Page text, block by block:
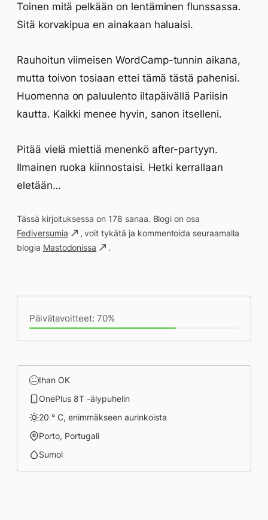
Toinen mitä pelkään on lentäminen flunssassa.
Sitä korvakipua en ainakaan haluaisi.
Rauhoitun viimeisen WordCamp-tunnin aikana,
mutta toivon tosiaan ettei tämä tästä pahenisi.
Huomenna on paluulento iltapäivällä Pariisin
kautta. Kaikki menee hyvin, sanon itselleni.
Pitää vielä miettiä menenkö after-partyyn.
Ilmainen ruoka kiinnostaisi. Hetki kerrallaan
eletään…
Tässä kirjoituksessa on 178 sanaa. Blogi on osa
Fediversumia
, voit tykätä ja kommentoida seuraamalla
blogia Mastodonissa .
Päivätavoitteet: 70%
Ihan OK
OnePlus 8T -älypuhelin
20 ° C, enimmäkseen aurinkoista
Porto, Portugali
Sumol